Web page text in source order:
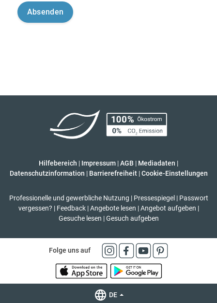
Hilfebereich | Impressum |AGB | Mediadaten |
Datenschutzinformation | Barrierefreiheit | Cookie-Einstellungen
Professionelle und gewerbliche Nutzung | Pressespiegel | Passwort
vergessen? | Feedback | Angebote lesen | Angebot aufgeben |
Gesuche lesen | Gesuch aufgeben
Folge uns auf
DE